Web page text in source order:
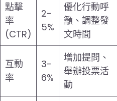
點擊
率
(CTR)
2-
5%
優化行動呼
籲、調整發
文時間
互動
率
3-
6%
增加提問、
舉辦投票活
動